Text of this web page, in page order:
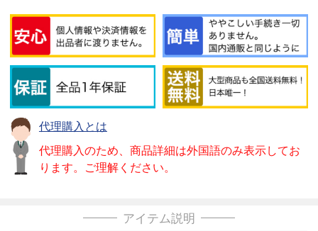
代理購入とは
代理購入のため、商品詳細は外国語のみ表示してお
ります。ご理解ください。
アイテム説明